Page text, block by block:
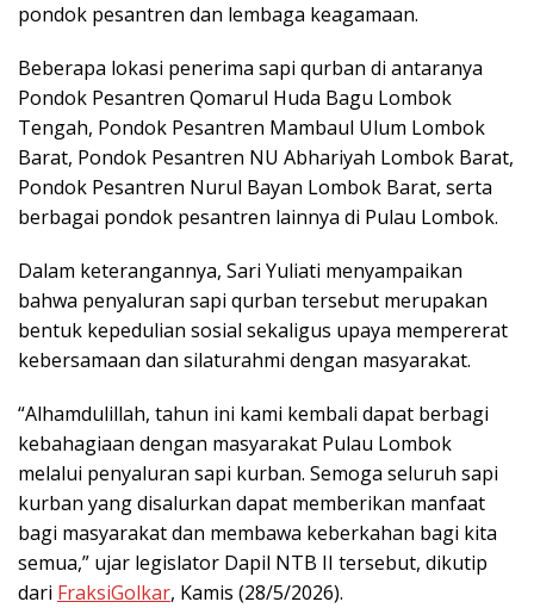
pondok pesantren dan lembaga keagamaan.
Beberapa lokasi penerima sapi qurban di antaranya
Pondok Pesantren Qomarul Huda Bagu Lombok
Tengah, Pondok Pesantren Mambaul Ulum Lombok
Barat, Pondok Pesantren NU Abhariyah Lombok Barat,
Pondok Pesantren Nurul Bayan Lombok Barat, serta
berbagai pondok pesantren lainnya di Pulau Lombok.
Dalam keterangannya, Sari Yuliati menyampaikan
bahwa penyaluran sapi qurban tersebut merupakan
bentuk kepedulian sosial sekaligus upaya mempererat
kebersamaan dan silaturahmi dengan masyarakat.
“Alhamdulillah, tahun ini kami kembali dapat berbagi
kebahagiaan dengan masyarakat Pulau Lombok
melalui penyaluran sapi kurban. Semoga seluruh sapi
kurban yang disalurkan dapat memberikan manfaat
bagi masyarakat dan membawa keberkahan bagi kita
semua,” ujar legislator Dapil NTB II tersebut, dikutip
dari FraksiGolkar, Kamis (28/5/2026).